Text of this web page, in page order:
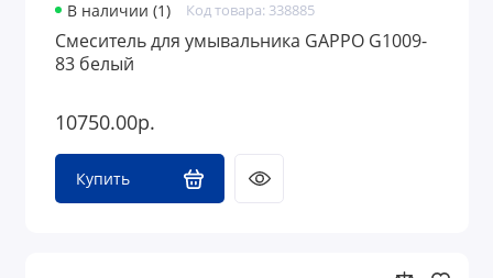
В наличии (1) Код товара: 338885
Смеситель для умывальника GAPPO G1009-
83 белый
10750.00р.
Купить